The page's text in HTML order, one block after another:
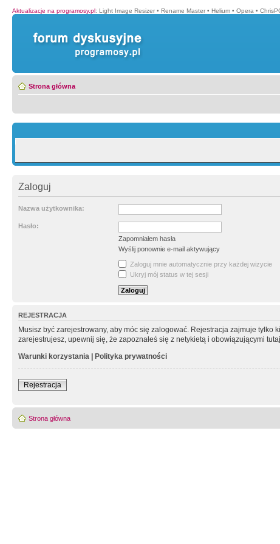
Aktualizacje na programosy.pl: Light Image Resizer • Rename Master • Helium • Opera •
Strona główna
Zaloguj
Nazwa użytkownika:
Hasło:
Zapomniałem hasła
Wyślij ponownie e-mail aktywujący
Zaloguj mnie automatycznie przy każdej wizycie
Ukryj mój status w tej sesji
REJESTRACJA
Musisz być zarejestrowany, aby móc się zalogować. Rejestracja zajmuje
zarejestrujesz, upewnij się, że zapoznałeś się z netykietą i obowiązującymi
Warunki korzystania | Polityka prywatności
Rejestracja
Strona główna